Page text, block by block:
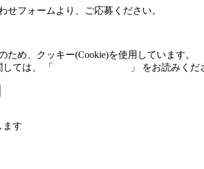
フォームより、ご応募ください。
め、クッキー(Cookie)を使用しています。
ては、 「
」 をお読みくだ
ます